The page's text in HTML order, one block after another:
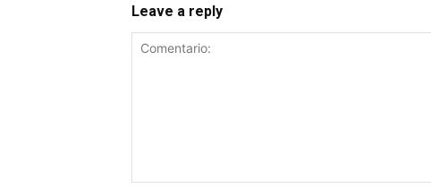
Leave a reply